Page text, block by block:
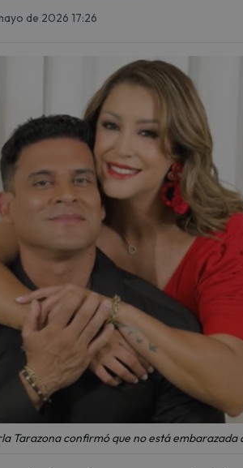
de 2026 17:26
Tarazona confirmó que no está